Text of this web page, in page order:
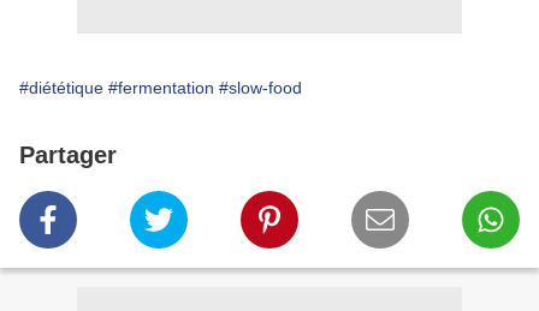
#diététique #fermentation #slow-food
Partager